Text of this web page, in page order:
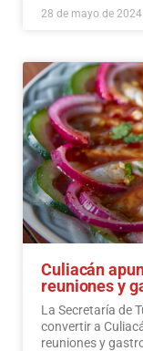
28 de mayo de 2024
Culiacán
reuniones y
La Secretaría de
convertir a
reuniones y